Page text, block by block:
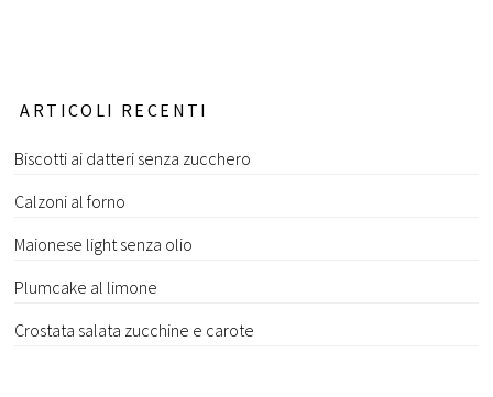
ARTICOLI RECENTI
Biscotti ai datteri senza zucchero
Calzoni al forno
Maionese light senza olio
Plumcake al limone
Crostata salata zucchine e carote